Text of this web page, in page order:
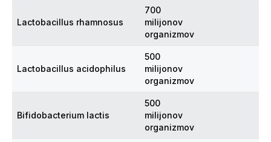
Lactobacillus rhamnosus
700
milijonov
organizmov
Lactobacillus acidophilus
500
milijonov
organizmov
Bifidobacterium lactis
500
milijonov
organizmov